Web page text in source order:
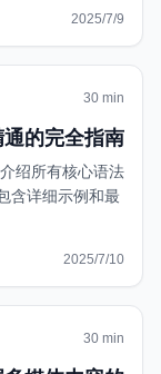
2025/7/9
markdown-tutorial-
30 min
的完全指南
绍所有核心语法
含详细示例和最
2025/7/10
markdown-syntax
30 min